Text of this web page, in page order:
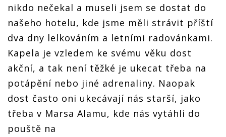
nikdo nečekal a museli jsem se dostat do
našeho hotelu, kde jsme měli strávit příští
dva dny lelkováním a letními radovánkami.
Kapela je vzledem ke svému věku dost
akční, a tak není těžké je ukecat třeba na
potápění nebo jiné adrenaliny. Naopak
dost často oni ukecávají nás starší, jako
třeba v Marsa Alamu, kde nás vytáhli do
pouště na